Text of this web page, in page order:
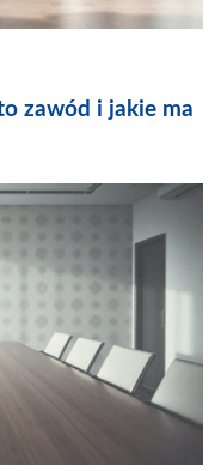
zawód i jakie ma